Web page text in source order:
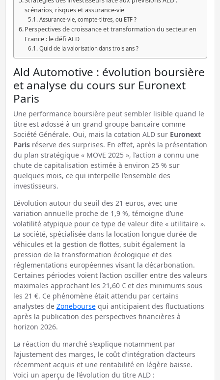
scénarios, risques et assurance-vie
Assurance-vie, compte-titres, ou ETF ?
Perspectives de croissance et transformation du secteur en
France : le défi ALD
Quid de la valorisation dans trois ans ?
Ald Automotive : évolution boursière
et analyse du cours sur Euronext
Paris
Une performance boursière peut sembler lisible quand le
titre est adossé à un grand groupe bancaire comme
Société Générale. Oui, mais la cotation ALD sur Euronext
Parisréserve des surprises. En effet, après la présentation
du plan stratégique « MOVE 2025 », l’action a connu une
chute de capitalisation estimée à environ 25 % sur
quelques mois, ce qui interpelle l’ensemble des
investisseurs.
L’évolution autour du seuil des 21 euros, avec une
variation annuelle proche de 1,9 %, témoigne d’une
volatilité atypique pour ce type de valeur dite « utilitaire ».
La société, spécialisée dans la location longue durée de
véhicules et la gestion de flottes, subit également la
pression de la transformation écologique et des
réglementations européennes visant la décarbonation.
Certaines périodes voient l’action osciller entre des valeurs
maximales approchant les 21,60 € et des minimums sous
les 21 €. Ce phénomène était attendu par certains
analystes de Zoneboursequi anticipaient des fluctuations
après la publication des perspectives financières à
horizon 2026.
La réaction du marché s’explique notamment par
l’ajustement des marges, le coût d’intégration d’acteurs
récemment acquis et une rentabilité en légère baisse.
Voici un aperçu de l’évolution du titre ALD :